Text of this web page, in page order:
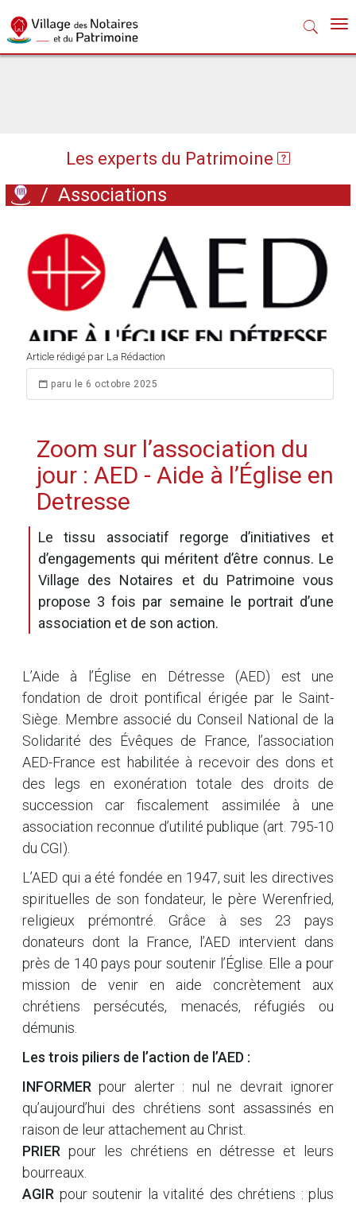
Les experts du Patrimoine
/ Associations
Article rédigé par La Rédaction
paru le 6 octobre 2025
Zoom sur l’association du
jour : AED - Aide à l’Église en
Detresse
Le tissu associatif regorge d’initiatives et
d’engagements qui méritent d’être connus. Le
Village des Notaires et du Patrimoine vous
propose 3 fois par semaine le portrait d’une
association et de son action.
L’Aide à l’Église en Détresse (AED) est une
fondation de droit pontifical érigée par le Saint-
Siège. Membre associé du Conseil National de la
Solidarité des Évêques de France, l’association
AED-France est habilitée à recevoir des dons et
des legs en exonération totale des droits de
succession car fiscalement assimilée à une
association reconnue d’utilité publique (art. 795-10
du CGI).
L’AED qui a été fondée en 1947, suit les directives
spirituelles de son fondateur, le père Werenfried,
religieux prémontré. Grâce à ses 23 pays
donateurs dont la France, l’AED intervient dans
près de 140 pays pour soutenir l’Église. Elle a pour
mission de venir en aide concrètement aux
chrétiens persécutés, menacés, réfugiés ou
démunis.
Les trois piliers de l’action de l’AED :
INFORMER pour alerter : nul ne devrait ignorer
qu’aujourd’hui des chrétiens sont assassinés en
raison de leur attachement au Christ.
PRIER pour les chrétiens en détresse et leurs
bourreaux.
AGIR pour soutenir la vitalité des chrétiens : plus